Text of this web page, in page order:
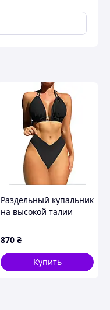
Раздельный купальник
на высокой талии
женский купальник с
высокой посадкой
870 ₴
Купить